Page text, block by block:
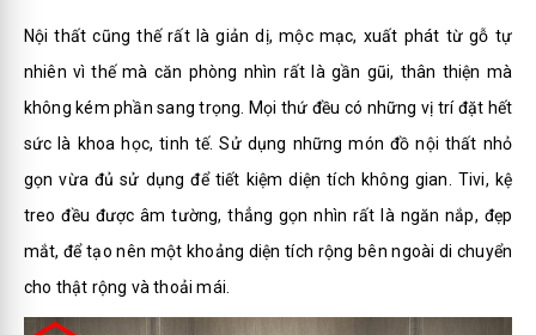
Nội thất cũng thế rất là giản dị, mộc mạc, xuất phát từ gỗ tự
nhiên vì thế mà căn phòng nhìn rất là gần gũi, thân thiện mà
không kém phần sang trọng. Mọi thứ đều có những vị trí đặt hết
sức là khoa học, tinh tế. Sử dụng những món đồ nội thất nhỏ
gọn vừa đủ sử dụng để tiết kiệm diện tích không gian. Tivi, kệ
treo đều được âm tường, thẳng gọn nhìn rất là ngăn nắp, đẹp
mắt, để tạo nên một khoảng diện tích rộng bên ngoài di chuyển
cho thật rộng và thoải mái.